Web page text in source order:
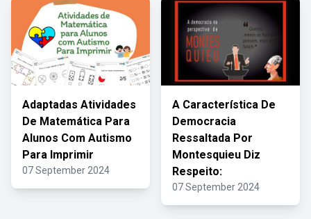
Adaptadas Atividades
De Matemática Para
Alunos Com Autismo
Para Imprimir
07 September 2024
A Característica De
Democracia
Ressaltada Por
Montesquieu Diz
Respeito:
07 September 2024